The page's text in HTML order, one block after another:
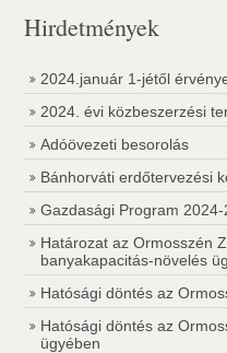
Hirdetmények
2024.január 1-jétől
2024. évi közbeszerzési
Adóövezeti besorolás
Bánhorváti erdőtervezési
Gazdasági Program 2024-
Határozat az Ormosszén
banyakapacitás-növelés
Hatósági döntés az
Hatósági döntés az
ügyében